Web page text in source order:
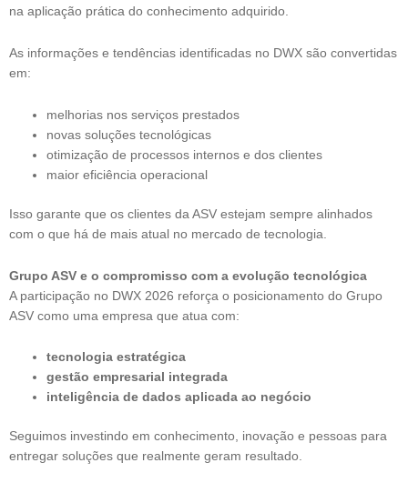
na aplicação prática do conhecimento adquirido.
As informações e tendências identificadas no DWX são convertidas
em:
melhorias nos serviços prestados
novas soluções tecnológicas
otimização de processos internos e dos clientes
maior eficiência operacional
Isso garante que os clientes da ASV estejam sempre alinhados
com o que há de mais atual no mercado de tecnologia.
Grupo ASV e o compromisso com a evolução tecnológica
A participação no DWX 2026 reforça o posicionamento do Grupo
ASV como uma empresa que atua com:
tecnologia estratégica
gestão empresarial integrada
inteligência de dados aplicada ao negócio
Seguimos investindo em conhecimento, inovação e pessoas para
entregar soluções que realmente geram resultado.